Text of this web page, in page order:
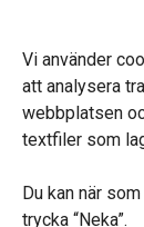
Vi använder
att analysera
webbplatsen
textfiler som
Du kan när
trycka “Neka”.
Telefonjour
Vårt systerbolag